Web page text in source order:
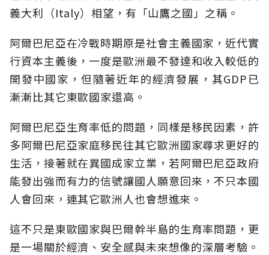
義大利（Italy）相望，有「山鷹之國」之稱。
阿爾巴尼亞在冷戰時期原是社會主義國家，近代實
行資本主義後，一度是歐洲最不發達和收入較低的
開發中國家，但隨著近年的經濟發展，其GDP已
漸漸比其它東歐國家還高。
阿爾巴尼亞生育率低的問題，同樣是移民因素，許
多阿爾巴尼亞家庭移民往其它歐洲國家尋求更好的
生活，接著就在異國成家立業，若阿爾巴尼亞政府
能發出強而有力的信號讓國人願意回來，不只本國
人會回來，連其它歐洲人也會想進來。
這不只是東歐國家與巴爾幹半島的生育率問題，更
是一場關於經濟、安全感與未來想像的深層考驗。